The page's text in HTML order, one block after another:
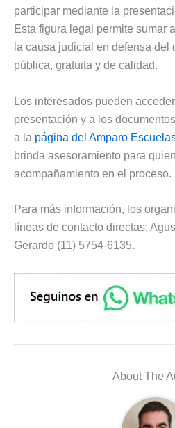
participar mediante la
Esta figura legal permite sumar
la causa judicial en defensa del
pública, gratuita y de calidad.
Los interesados pueden
presentación y a los
a la página del Amparo
brinda asesoramiento para
acompañamiento en el proceso.
Para más información, los
líneas de contacto directas:
Gerardo (11) 5754-6135.
About The